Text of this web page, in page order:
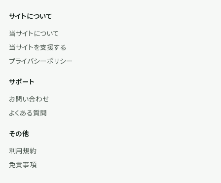
サイトについて
当サイトについて
当サイトを支援する
プライバシーポリシー
サポート
お問い合わせ
よくある質問
その他
利用規約
免責事項